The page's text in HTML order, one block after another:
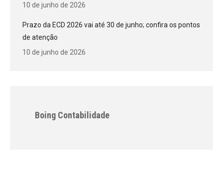
10 de junho de 2026
Prazo da ECD 2026 vai até 30 de junho; confira os pontos
de atenção
10 de junho de 2026
Boing Contabilidade